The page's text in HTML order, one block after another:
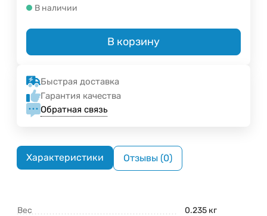
В наличии
В корзину
Быстрая доставка
Гарантия качества
Обратная связь
Характеристики Отзывы (0)
Вес 0.235 кг